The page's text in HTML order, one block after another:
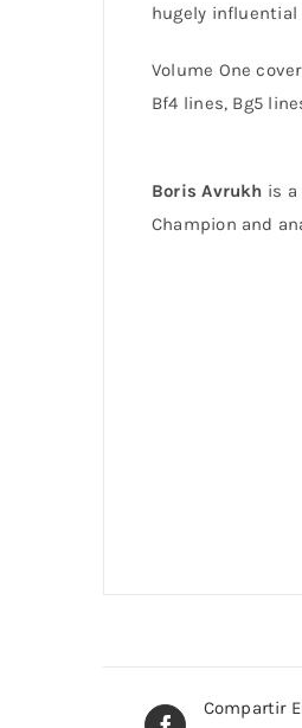
hugely influential
Volume One
Bf4 lines, Bg5
Boris Avrukh is a
Champion and
Compartir